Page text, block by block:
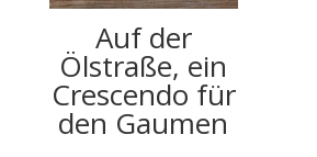
Auf der
Ölstraße, ein
Crescendo für
den Gaumen